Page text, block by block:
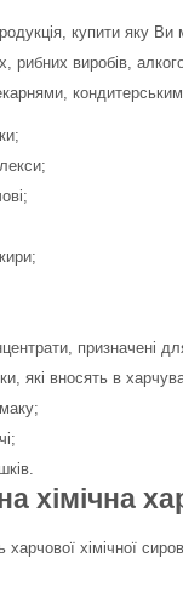
купити яку
рибних виробів,
призначені
які вносять в
хімічна
харчової хімічної